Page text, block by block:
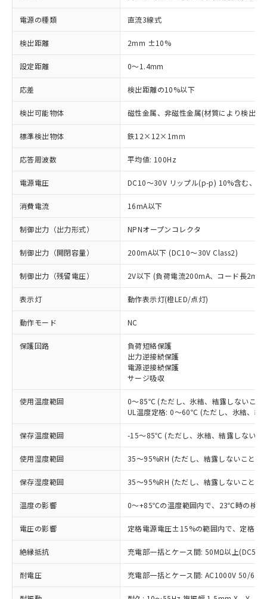
電源の種類 直流3線式
検出距離 2mm ±10%
設定距離 0～1.4mm
応差 検出距離の10%以下
検出可能物体 磁性金属、非磁性金属(材質により検出距
標準検出物体 鉄12×12×1mm
応答周波数 平均値: 100Hz
電源電圧 DC10～30V リップル(p-p) 10%含む、
消費電流 16mA以下
制御出力（出力形式） NPNオープンコレクタ
制御出力（開閉容量） 200mA以下 (DC10～30V Class2)
制御出力（残留電圧） 2V以下 (負荷電流200mA、コード長2m時
表示灯 動作表示灯(橙LED/点灯)
動作モード NC
保護回路
負荷短絡保護
出力逆接続保護
電源逆接続保護
サージ吸収
使用温度範囲
0～85℃ (ただし、氷結、結露しないこと)
UL温度定格: 0～60℃ (ただし、氷結、結
保存温度範囲 -15～85℃ (ただし、氷結、結露しないこ
使用湿度範囲 35～95%RH (ただし、結露しないこと)
保存湿度範囲 35～95%RH (ただし、結露しないこと)
温度の影響 0～+85℃の温度範囲内で、23℃時の検
電圧の影響 定格電源電圧±15%の範囲内で、定格電
絶縁抵抗 充電部一括とケース間: 50MΩ以上
耐電圧 充電部一括とケース間: AC1000V 50/
ご利用条件
以下の条件をお読みいただき、同意のうえ
ご利用ください。
本サービスは、当社制御機器事業取扱
商品の当社在庫状況および標準価格
(税抜)を提供させていただくもので
当社制御機器事業取扱商品の中には、
本サービスの対象外となる商品もある
ことをご了承ください。
在庫状況および標準価格照会結果は、
記載している更新日時点での社内デー
※1 対応状況
対応済み：EU RoHS指令（10物質）の
非含有に対応した製品が提供可能な商品で
対応予定：EU RoHS指令（10物質）の非含
有に対応した製品に切り替える予定のある
商品です。
対応予定なし：EU RoHS指令（10物質）の
非含有に非対応の商品で、対応品を出す予
調査・確認中：EU RoHS指令（10物質）の
非含有の対応状況を調査中または確認中の
商品です。
非該当品：ライセンス料など無形物で、有
害物質有無と関係のない商品です。
いたものが、含有品と判明した場合などや
むを得ず変更することがあります。
*EU RoHS指令（10物質）：
※1 中国RoHS○×表
「○」：最大均質材料含有率が中国RoHSの
基準値以下であることを示します。
「×」：最大均質材料含有率が中国RoHSの
基準値を超えていることを示します。
為替および外国貿易法に定める商品
（以下｢規制貨物等」という）を輸出